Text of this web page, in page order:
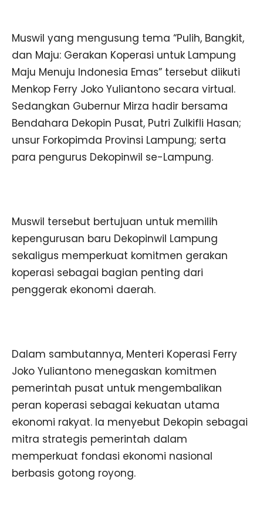
Muswil yang mengusung tema “Pulih, Bangkit,
dan Maju: Gerakan Koperasi untuk Lampung
Maju Menuju Indonesia Emas” tersebut diikuti
Menkop Ferry Joko Yuliantono secara virtual.
Sedangkan Gubernur Mirza hadir bersama
Bendahara Dekopin Pusat, Putri Zulkifli Hasan;
unsur Forkopimda Provinsi Lampung; serta
para pengurus Dekopinwil se-Lampung.
Muswil tersebut bertujuan untuk memilih
kepengurusan baru Dekopinwil Lampung
sekaligus memperkuat komitmen gerakan
koperasi sebagai bagian penting dari
penggerak ekonomi daerah.
Dalam sambutannya, Menteri Koperasi Ferry
Joko Yuliantono menegaskan komitmen
pemerintah pusat untuk mengembalikan
peran koperasi sebagai kekuatan utama
ekonomi rakyat. Ia menyebut Dekopin sebagai
mitra strategis pemerintah dalam
memperkuat fondasi ekonomi nasional
berbasis gotong royong.